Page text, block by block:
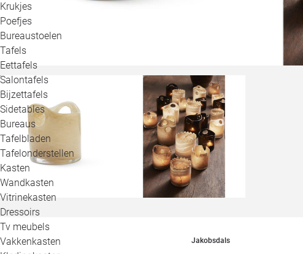
Krukjes
Poefjes
Bureaustoelen
Tafels
Eettafels
Salontafels
Bijzettafels
Sidetables
Bureaus
Tafelbladen
Tafelonderstellen
Kasten
Wandkasten
Vitrinekasten
Dressoirs
Tv meubels
Vakkenkasten
Jakobsdals